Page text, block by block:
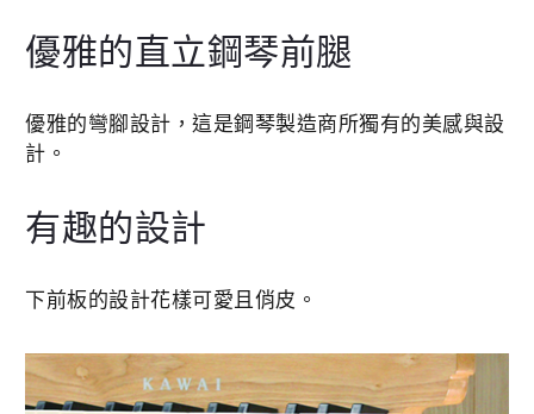
優雅的直立鋼琴前腿
優雅的彎腳設計，這是鋼琴製造商所獨有的美感與設
計。
有趣的設計
下前板的設計花樣可愛且俏皮。